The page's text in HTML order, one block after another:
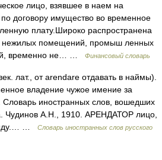
лицо, взявшее в наем на
договору имущество во временное
плату.Широко распространена
нежилых помещений, промыш ленных
временно не… …
Финансовый словарь
лат., от arendare отдавать в наймы).
владение чужое имение за
Словарь иностранных слов, вошедших
Чудинов А.Н., 1910. АРЕНДАТОР лицо,
…
Словарь иностранных слов русского